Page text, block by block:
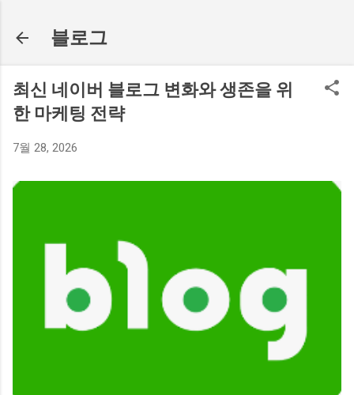
블로그
최신 네이버 블로그 변화와 생존을 위
한 마케팅 전략
7월 28, 2026